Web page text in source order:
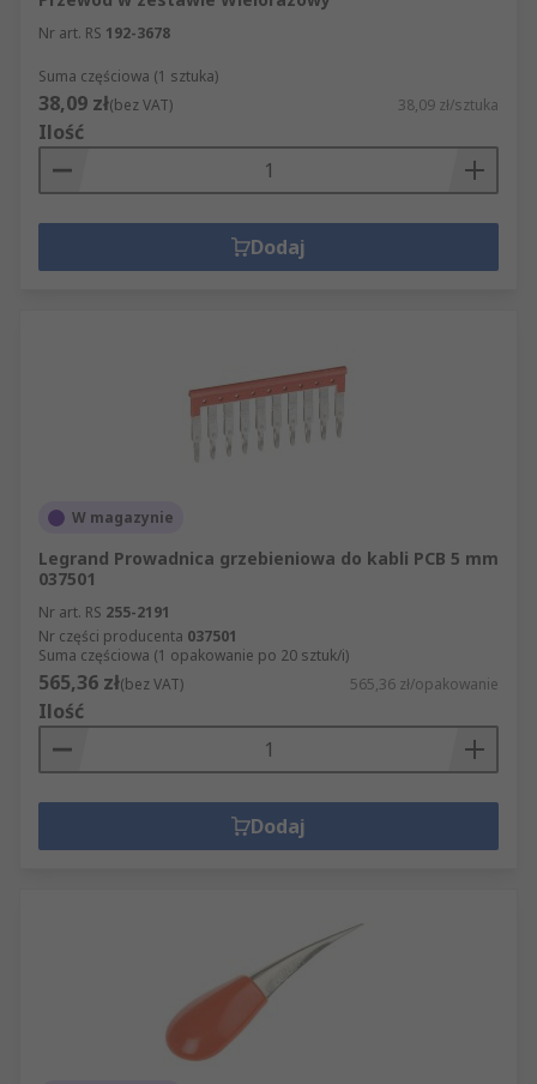
Nr art. RS 192-3678
Suma częściowa (1 sztuka)
38,09 zł(bez VAT) 38,09 zł/sztuka
Ilość
Dodaj
W magazynie
Legrand Prowadnica grzebieniowa do kabli PCB 5 mm
037501
Nr art. RS 255-2191
Nr części producenta 037501
Suma częściowa (1 opakowanie po 20 sztuk/i)
565,36 zł(bez VAT) 565,36 zł/opakowanie
Ilość
Dodaj